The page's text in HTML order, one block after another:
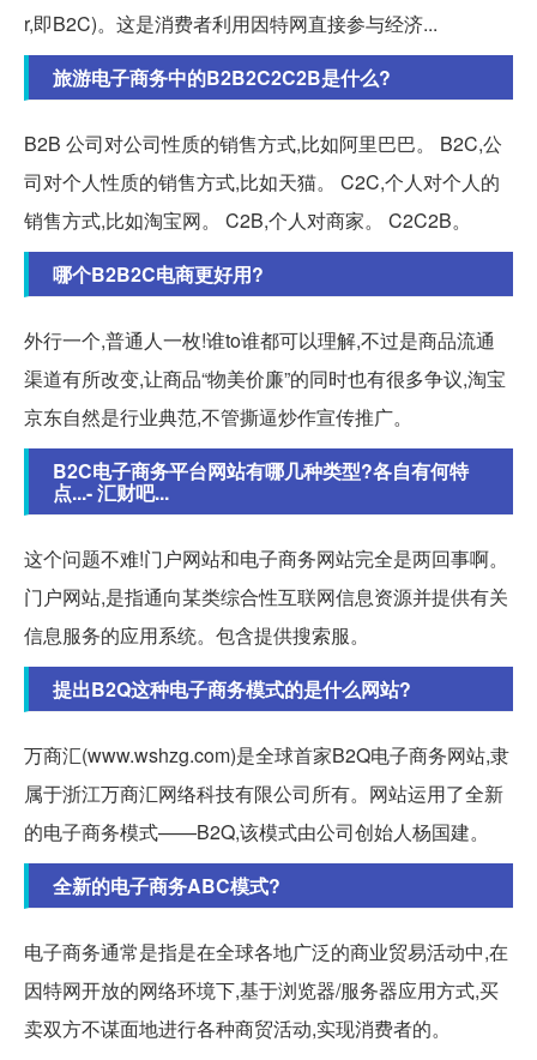
r,即B2C)。这是消费者利用因特网直接参与经济...
旅游电子商务中的B2B2C2C2B是什么?
B2B 公司对公司性质的销售方式,比如阿里巴巴。 B2C,公
司对个人性质的销售方式,比如天猫。 C2C,个人对个人的
销售方式,比如淘宝网。 C2B,个人对商家。 C2C2B。
哪个B2B2C电商更好用?
外行一个,普通人一枚!谁to谁都可以理解,不过是商品流通
渠道有所改变,让商品“物美价廉”的同时也有很多争议,淘宝
京东自然是行业典范,不管撕逼炒作宣传推广。
B2C电子商务平台网站有哪几种类型?各自有何特
点...- 汇财吧...
这个问题不难!门户网站和电子商务网站完全是两回事啊。
门户网站,是指通向某类综合性互联网信息资源并提供有关
信息服务的应用系统。包含提供搜索服。
提出B2Q这种电子商务模式的是什么网站?
万商汇(www.wshzg.com)是全球首家B2Q电子商务网站,隶
属于浙江万商汇网络科技有限公司所有。网站运用了全新
的电子商务模式——B2Q,该模式由公司创始人杨国建。
全新的电子商务ABC模式?
电子商务通常是指是在全球各地广泛的商业贸易活动中,在
因特网开放的网络环境下,基于浏览器/服务器应用方式,买
卖双方不谋面地进行各种商贸活动,实现消费者的。